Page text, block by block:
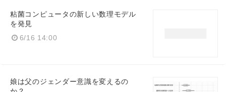
粘菌コンピュータの新しい数理モデル
を発見
6/16 14:00
娘は父のジェンダー意識を変えるの